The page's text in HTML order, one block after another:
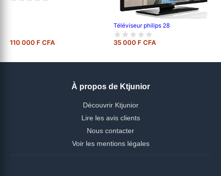
110 000 F CFA
Téléviseur philips 28
35 000 F CFA
À propos de Ktjunior
Découvrir Ktjunior
Lire les avis clients
Nous contacter
Voir les mentions légales